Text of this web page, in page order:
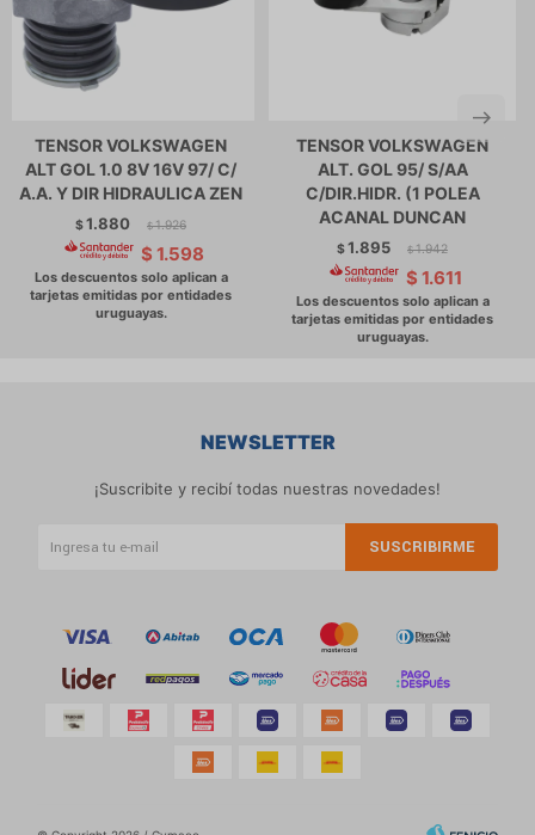
TENSOR VOLKSWAGEN
ALT GOL 1.0 8V 16V 97/ C/
A.A. Y DIR HIDRAULICA ZEN
$1.880 $ 1.926
$ 1.598
TENSOR VOLKSWAGEN
ALT. GOL 95/ S/AA
C/DIR.HIDR. (1 POLEA
ACANAL DUNCAN
$1.895 $ 1.942
$ 1.611
NEWSLETTER
¡Suscribite y recibí todas nuestras novedades!
SUSCRIBIRME